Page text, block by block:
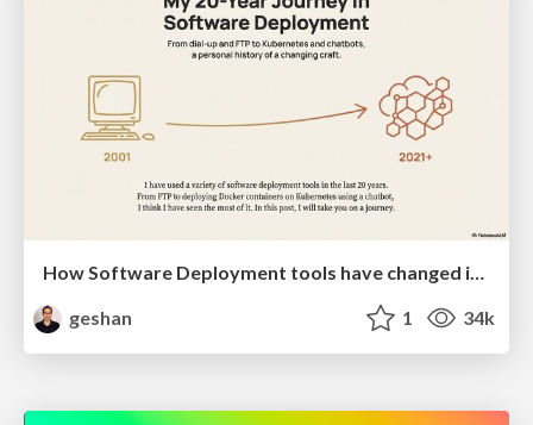
How Software Deployment tools have changed in the past 20 years
geshan
1 34k